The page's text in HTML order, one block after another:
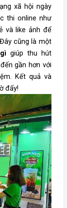
xã hội ngày
thi online như
và like ảnh để
cũng là một
giúp thu hút
gần hơn với
Kết quả và
đấy!